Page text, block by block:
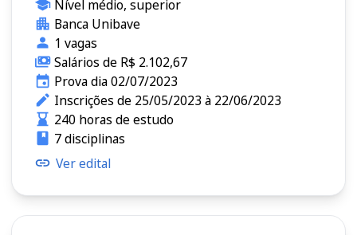
Nível médio, superior
Banca Unibave
1 vagas
Salários de R$ 2.102,67
Prova dia 02/07/2023
Inscrições de 25/05/2023 à 22/06/2023
240 horas de estudo
7 disciplinas
Ver edital